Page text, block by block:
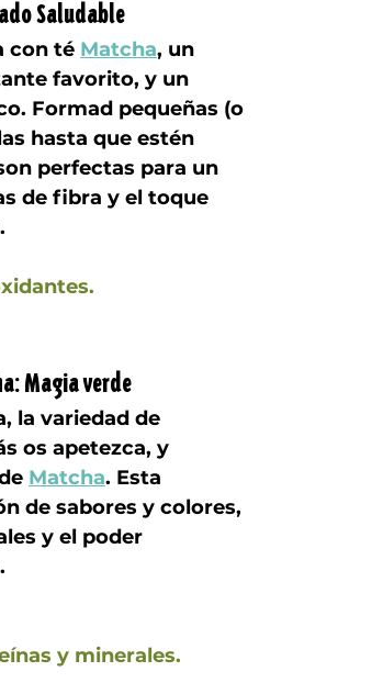
Saludable
con té Matcha, un
favorito, y un
Formad pequeñas (o
hasta que estén
perfectas para un
de fibra y el toque
Magia verde
la variedad de
os apetezca, y
Matcha. Esta
de sabores y colores,
y el poder
y minerales.